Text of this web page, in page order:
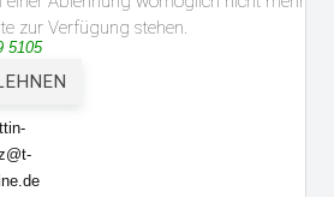
5105
5
zur Verfügung stehen.